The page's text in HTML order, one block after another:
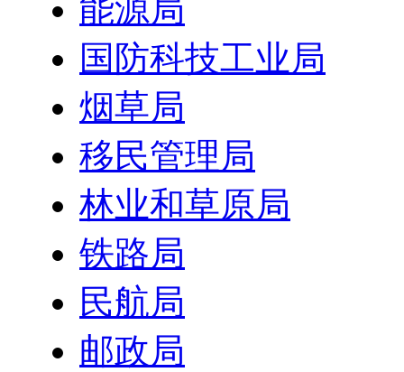
能源局
国防科技工业局
烟草局
移民管理局
林业和草原局
铁路局
民航局
邮政局